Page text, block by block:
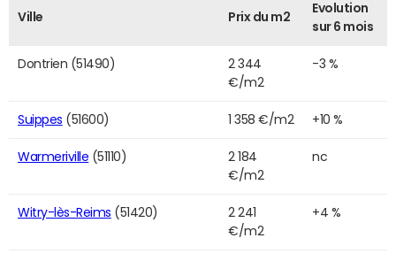
Ville Prix du m2
Evolution
sur 6 mois
Dontrien (51490)
2 344
€/m2
-3 %
Suippes (51600) 1 358 €/m2 +10 %
Warmeriville (51110)
2 184
€/m2
nc
Witry-lès-Reims (51420)
2 241
€/m2
+4 %